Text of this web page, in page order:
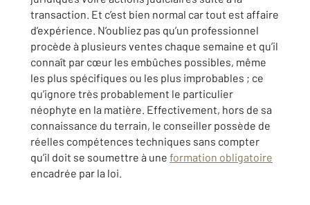
transaction. Et c’est bien normal car tout est affaire
d’expérience. N’oubliez pas qu’un professionnel
procède à plusieurs ventes chaque semaine et qu’il
connaît par cœur les embûches possibles, même
les plus spécifiques ou les plus improbables ; ce
qu’ignore très probablement le particulier
néophyte en la matière. Effectivement, hors de sa
connaissance du terrain, le conseiller possède de
réelles compétences techniques sans compter
qu’il doit se soumettre à une formation obligatoire
encadrée par la loi.